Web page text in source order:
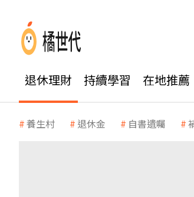
退休理財 持續學習 在地推薦
養生村 退休金 自書遺囑